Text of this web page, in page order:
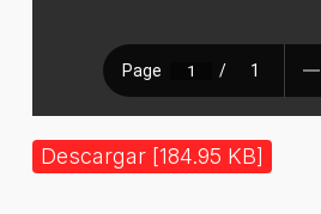
Descargar [184.95 KB]